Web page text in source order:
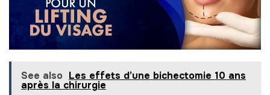
See also Les effets d’une bichectomie 10 ans
après la chirurgie